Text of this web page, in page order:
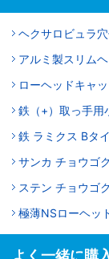
ヘクサロビュラ
アルミ製スリム
ローヘッドキャ
鉄（+）取っ手用
鉄 ラミクス Bタ
サンカ チョウゴ
ステン チョウゴ
極薄NSローヘッ
よく一緒に購